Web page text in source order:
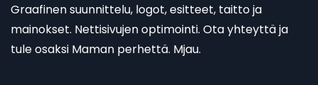
Graafinen suunnittelu, logot, esitteet, taitto ja
mainokset. Nettisivujen optimointi. Ota yhteyttä ja
tule osaksi Maman perhettä. Mjau.